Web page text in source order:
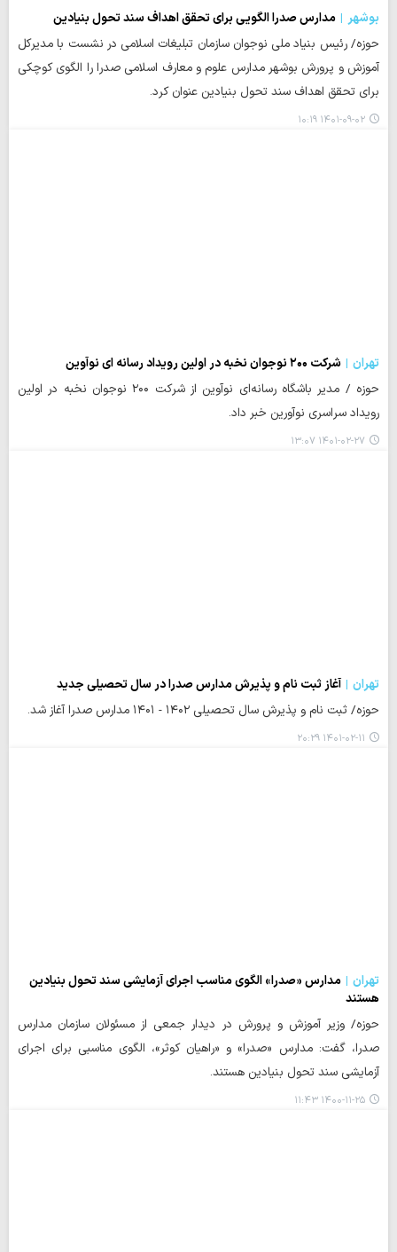
بوشهر
مدارس صدرا الگویی برای تحقق اهداف سند تحول بنیادین
حوزه/ رئیس بنیاد ملی نوجوان سازمان تبلیغات اسلامی در نشست با مدیرکل
آموزش و پرورش بوشهر مدارس علوم و معارف اسلامی صدرا را الگوی کوچکی
برای تحقق اهداف سند تحول بنیادین عنوان کرد.
۱۴۰۱-۰۹-۰۲ ۱۰:۱۹
تهران
شرکت ۲۰۰ نوجوان نخبه در اولین رویداد رسانه ای نوآوین
حوزه / مدیر باشگاه رسانه‌ای نوآوین از شرکت ۲۰۰ نوجوان نخبه در اولین
رویداد سراسری نوآورین خبر داد.
۱۴۰۱-۰۲-۲۷ ۱۳:۰۷
تهران
آغاز ثبت نام و پذیرش مدارس صدرا در سال تحصیلی جدید
حوزه/ ثبت نام و پذیرش سال تحصیلی ۱۴۰۲ - ۱۴۰۱ مدارس صدرا آغاز شد.
۱۴۰۱-۰۲-۱۱ ۲۰:۲۹
تهران
مدارس «صدرا» الگوی مناسب اجرای آزمایشی سند تحول بنیادین
هستند
حوزه/ وزیر آموزش و پرورش در دیدار جمعی از مسئولان سازمان مدارس
صدرا، گفت: مدارس «صدرا» و «راهیان کوثر»، الگوی مناسبی برای اجرای
آزمایشی سند تحول بنیادین هستند.
۱۴۰۰-۱۱-۲۵ ۱۱:۴۳